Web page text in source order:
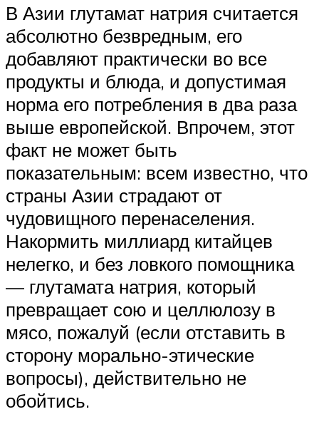
В Азии глутамат натрия считается
абсолютно безвредным, его
добавляют практически во все
продукты и блюда, и допустимая
норма его потребления в два раза
выше европейской. Впрочем, этот
факт не может быть
показательным: всем известно, что
страны Азии страдают от
чудовищного перенаселения.
Накормить миллиард китайцев
нелегко, и без ловкого помощника
— глутамата натрия, который
превращает сою и целлюлозу в
мясо, пожалуй (если отставить в
сторону морально-этические
вопросы), действительно не
обойтись.